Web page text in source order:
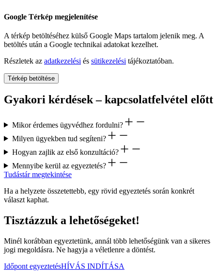
Google Térkép megjelenítése
A térkép betöltéséhez külső Google Maps tartalom jelenik meg. A
betöltés után a Google technikai adatokat kezelhet.
Részletek az adatkezelési és sütikezelési tájékoztatóban.
Térkép betöltése
Gyakori kérdések – kapcsolatfelvétel előtt
Mikor érdemes ügyvédhez fordulni?
Milyen ügyekben tud segíteni?
Hogyan zajlik az első konzultáció?
Mennyibe kerül az egyeztetés?
Tudástár megtekintése
Ha a helyzete összetettebb, egy rövid egyeztetés során konkrét
választ kaphat.
Tisztázzuk a lehetőségeket!
Minél korábban egyeztetünk, annál több lehetőségünk van a sikeres
jogi megoldásra. Ne hagyja a véletlenre a döntést.
Időpont egyeztetésHÍVÁS INDÍTÁSA